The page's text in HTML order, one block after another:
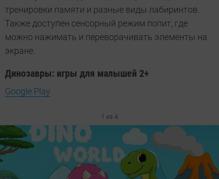
тренировки памяти и разные виды лабиринтов.
Также доступен сенсорный режим попит, где
можно нажимать и переворачивать элементы на
экране.
Динозавры: игры для малышей 2+
Google Play
1 из 4